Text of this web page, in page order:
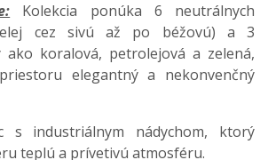
Kolekcia ponúka 6 neutrálnych
cez sivú až po béžovú) a 3
ako koralová, petrolejová a zelená,
elegantný a nekonvenčný
s industriálnym nádychom, ktorý
teplú a prívetivú atmosféru.​